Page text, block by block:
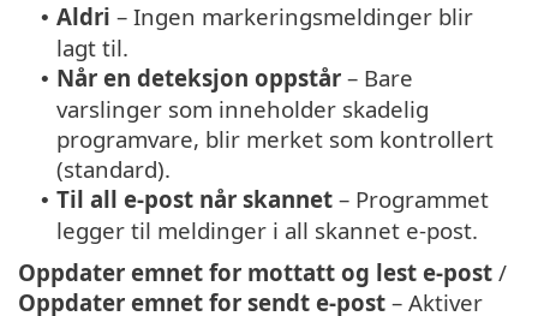
• Aldri – Ingen markeringsmeldinger blir
lagt til.
• Når en deteksjon oppstår – Bare
varslinger som inneholder skadelig
programvare, blir merket som kontrollert
(standard).
• Til all e-post når skannet – Programmet
legger til meldinger i all skannet e-post.
Oppdater emnet for mottatt og lest e-post /
Oppdater emnet for sendt e-post – Aktiver